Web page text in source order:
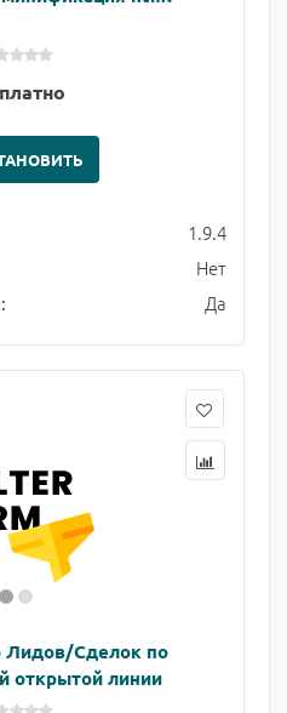
1.9.4
Нет
Да
Лидов/Сделок по
открытой линии